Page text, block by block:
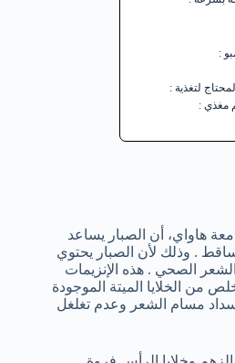
هاواي، أن الصبار يساعد
. وذلك لأن الصبار يحتوي
الصحي . هذه الإنزيمات
من الخلايا الميتة الموجودة
مسام الشعر وعدم تغلغل